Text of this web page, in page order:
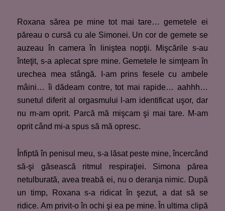
Roxana sărea pe mine tot mai tare… gemetele ei
păreau o cursă cu ale Simonei. Un cor de gemete se
auzeau în camera în liniştea nopţii. Mişcările s-au
înteţit, s-a aplecat spre mine. Gemetele le simţeam în
urechea mea stângă. I-am prins fesele cu ambele
mâini… îi dădeam contre, tot mai rapide… aahhh…
sunetul diferit al orgasmului l-am identificat uşor, dar
nu m-am oprit. Parcă mă mişcam şi mai tare. M-am
oprit când mi-a spus să mă opresc.
Înfiptă în penisul meu, s-a lăsat peste mine, încercând
să-şi găsească ritmul respiraţiei. Simona părea
netulburată, avea treabă ei, nu o deranja nimic. După
un timp, Roxana s-a ridicat în şezut, a dat să se
ridice. Am privit-o în ochi şi ea pe mine. În ultima clipă